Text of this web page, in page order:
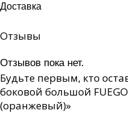
Доставка
Отзывы
Отзывов пока нет.
Будьте первым, кто
боковой большой
(оранжевый)»